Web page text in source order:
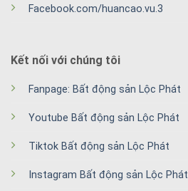
Facebook.com/huancao.vu.3
Kết nối với chúng tôi
Fanpage: Bất động sản Lộc Phát
Youtube Bất động sản Lộc Phát
Tiktok Bất động sản Lộc Phát
Instagram Bất động sản Lộc Phát